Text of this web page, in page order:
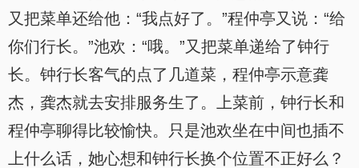
又把菜单还给他：“我点好了。”程仲亭又说：“给
你们行长。”池欢：“哦。”又把菜单递给了钟行
长。钟行长客气的点了几道菜，程仲亭示意龚
杰，龚杰就去安排服务生了。上菜前，钟行长和
程仲亭聊得比较愉快。只是池欢坐在中间也插不
上什么话，她心想和钟行长换个位置不正好么？